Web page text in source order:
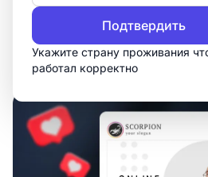
Подтвердить
Укажите страну проживания
работал корректно
соцсетей